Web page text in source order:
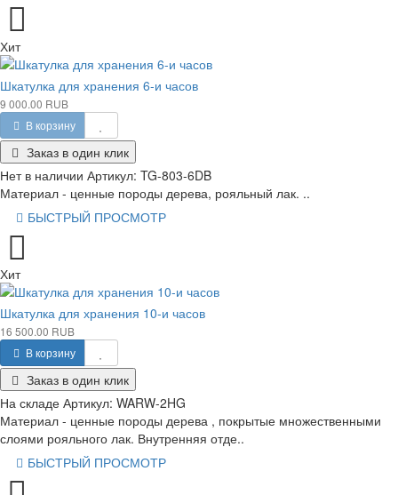
Хит
Шкатулка для хранения 6-и часов
9 000.00 RUB
В корзину
Заказ в один клик
Нет в наличии Артикул: TG-803-6DB
Материал - ценные породы дерева, рояльный лак. ..
БЫСТРЫЙ ПРОСМОТР
Хит
Шкатулка для хранения 10-и часов
16 500.00 RUB
В корзину
Заказ в один клик
На складе Артикул: WARW-2HG
Материал - ценные породы дерева , покрытые множественными
слоями рояльного лак. Внутренняя отде..
БЫСТРЫЙ ПРОСМОТР